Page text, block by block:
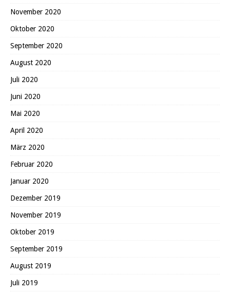
November 2020
Oktober 2020
September 2020
August 2020
Juli 2020
Juni 2020
Mai 2020
April 2020
März 2020
Februar 2020
Januar 2020
Dezember 2019
November 2019
Oktober 2019
September 2019
August 2019
Juli 2019